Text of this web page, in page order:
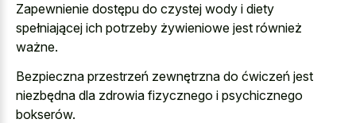
Zapewnienie dostępu do czystej wody i diety
spełniającej ich potrzeby żywieniowe jest również
ważne.
Bezpieczna przestrzeń zewnętrzna do ćwiczeń jest
niezbędna dla zdrowia fizycznego i psychicznego
bokserów.